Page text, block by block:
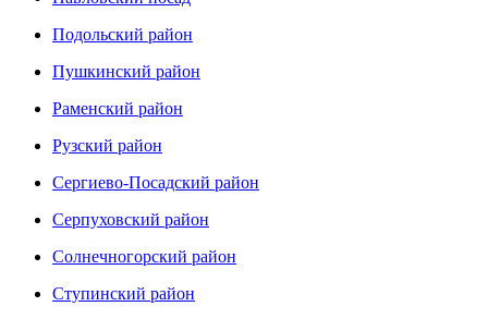
Подольский район
Пушкинский район
Раменский район
Рузский район
Сергиево-Посадский район
Серпуховский район
Солнечногорский район
Ступинский район